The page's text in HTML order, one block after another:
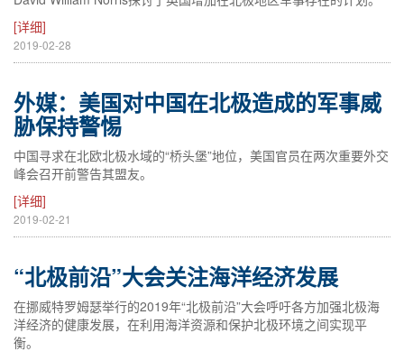
[详细]
2019-02-28
外媒：美国对中国在北极造成的军事威
胁保持警惕
中国寻求在北欧北极水域的“桥头堡”地位，美国官员在两次重要外交
峰会召开前警告其盟友。
[详细]
2019-02-21
“北极前沿”大会关注海洋经济发展
在挪威特罗姆瑟举行的2019年“北极前沿”大会呼吁各方加强北极海
洋经济的健康发展，在利用海洋资源和保护北极环境之间实现平
衡。